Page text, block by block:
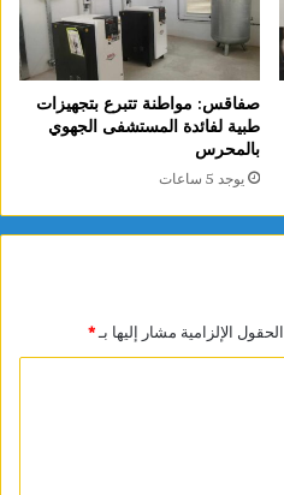
صفاقس: مواطنة تتبرع بتجهيزات
طبية لفائدة المستشفى الجهوي
بالمحرس
يوجد 5 ساعات
الحقول الإلزامية مشار إليها بـ*